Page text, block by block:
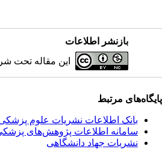
بازنشر اطلاعات
این مقاله تحت
پایگاه‌های مرتبط
بانک اطلاعات نشریات علوم
سامانه اطلاعات پژوهش‌های
نشریات جهاد دانشگاهی